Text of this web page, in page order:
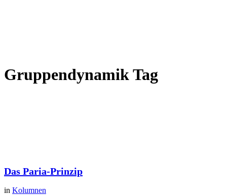
Gruppendynamik Tag
Das Paria-Prinzip
in Kolumnen